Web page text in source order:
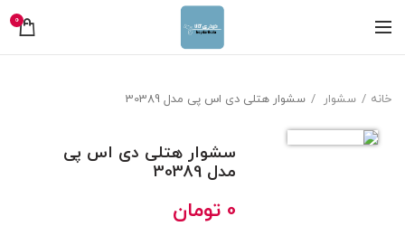
0
خانه سشوار سشوار هتلی دی اس پی مدل 30389
سشوار هتلی دی اس پی
مدل 30389
0 تومان